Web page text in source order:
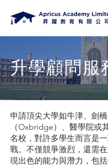
升學顧問服
申請頂尖大學如牛津、劍橋
（Oxbridge）、醫學院或
名校，對許多學生而言是
戰。不僅競爭激烈，還需
現出色的能力與潛力，包括